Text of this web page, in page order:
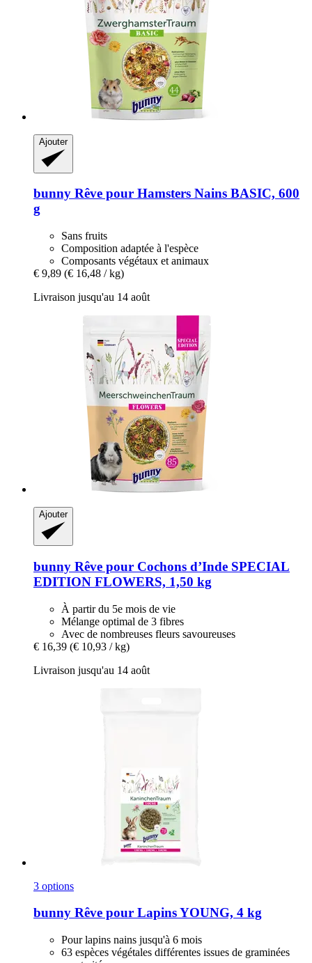
Ajouter
bunny Rêve pour Hamsters Nains BASIC, 600
g
Sans fruits
Composition adaptée à l'espèce
Composants végétaux et animaux
€ 9,89 (€ 16,48 / kg)
Livraison jusqu'au 14 août
Ajouter
bunny Rêve pour Cochons d’Inde SPECIAL
EDITION FLOWERS, 1,50 kg
À partir du 5e mois de vie
Mélange optimal de 3 fibres
Avec de nombreuses fleurs savoureuses
€ 16,39 (€ 10,93 / kg)
Livraison jusqu'au 14 août
3 options
bunny Rêve pour Lapins YOUNG, 4 kg
Pour lapins nains jusqu'à 6 mois
63 espèces végétales différentes issues de graminées